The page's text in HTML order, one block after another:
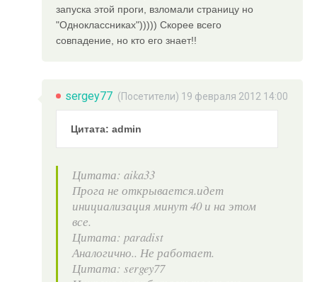
запуска этой проги, взломали страницу но
"Одноклассниках"))))) Скорее всего
совпадение, но кто его знает!!
sergey77 (Посетители) 19 февраля 2012 14:00
Цитата: admin
Цитата: aika33
Прога не открывается.идет
инициализация минут 40 и на этом
все.
Цитата: paradist
Аналогично.. Не работает.
Цитата: sergey77